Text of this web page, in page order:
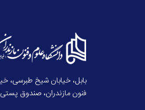
فنون مازندران، صندوق پستی ۷۳۴